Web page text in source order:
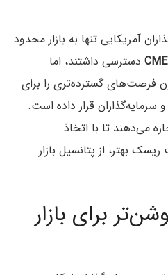
آمریکایی تنها به بازار محدود
CME دسترسی داشتند، اما
فرصت‌های گسترده‌تری را برای
سرمایه‌گذاران قرار داده است.
می‌دهند تا با اتخاذ
بهتر، از پتانسیل بازار
برای بازار